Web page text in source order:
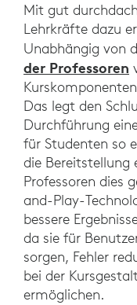
Mit gut
Lehrkräfte dazu
Unabhängig von
der Professoren
Das legt den
Durchführung
für Studenten so
die Bereitstellung
Professoren dies
and-Play-
bessere
da sie für
sorgen, Fehler
bei der
ermöglichen.